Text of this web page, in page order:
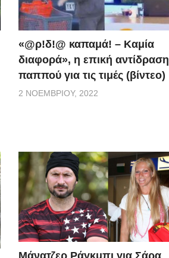
«@ρ!δ!@ καπαμά! – Καμία
διαφορά», η επική αντίδραση
παππού για τις τιμές (βίντεο)
2 ΝΟΕΜΒΡΊΟΥ, 2022